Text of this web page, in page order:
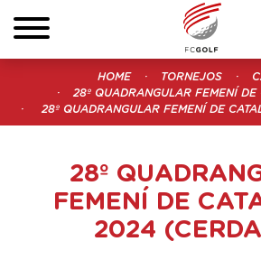
HOME TORNEJOS
28º QUADRANGULAR FEMENÍ DE
28º QUADRANGULAR FEMENÍ DE
28º
FEMENÍ DE
2024